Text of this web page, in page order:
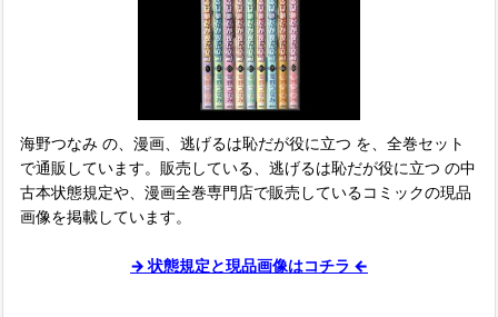
海野つなみ の、漫画、逃げるは恥だが役に立つ を、全巻セット
で通販しています。販売している、逃げるは恥だが役に立つ の中
古本状態規定や、漫画全巻専門店で販売しているコミックの現品
画像を掲載しています。
→ 状態規定と現品画像はコチラ ←